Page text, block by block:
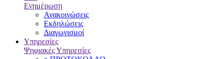
Ενημέρωση
Ανακοινώσεις
Εκδηλώσεις
Διαγωνισμοί
Υπηρεσίες
Ψηφιακές Υπηρεσίες